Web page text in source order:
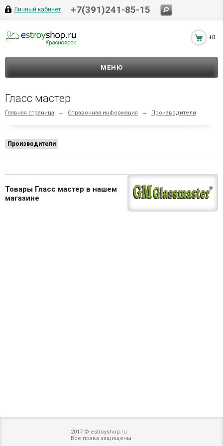
Личный кабинет +7(391)241-85-15
+0
МЕНЮ
Гласс мастер
Главная страница → Справочная информация → Производители
Производители
Товары Гласс мастер в нашем
магазине
2017 © estroyshop.ru
Все права защищены